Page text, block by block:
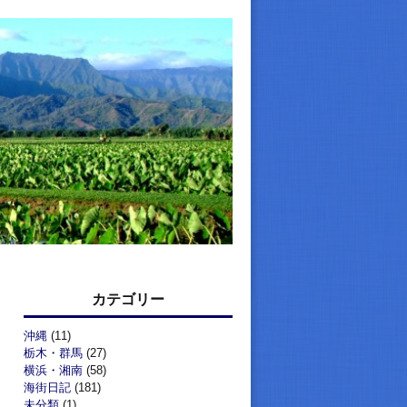
カテゴリー
沖縄 (11)
栃木・群馬 (27)
横浜・湘南 (58)
海街日記 (181)